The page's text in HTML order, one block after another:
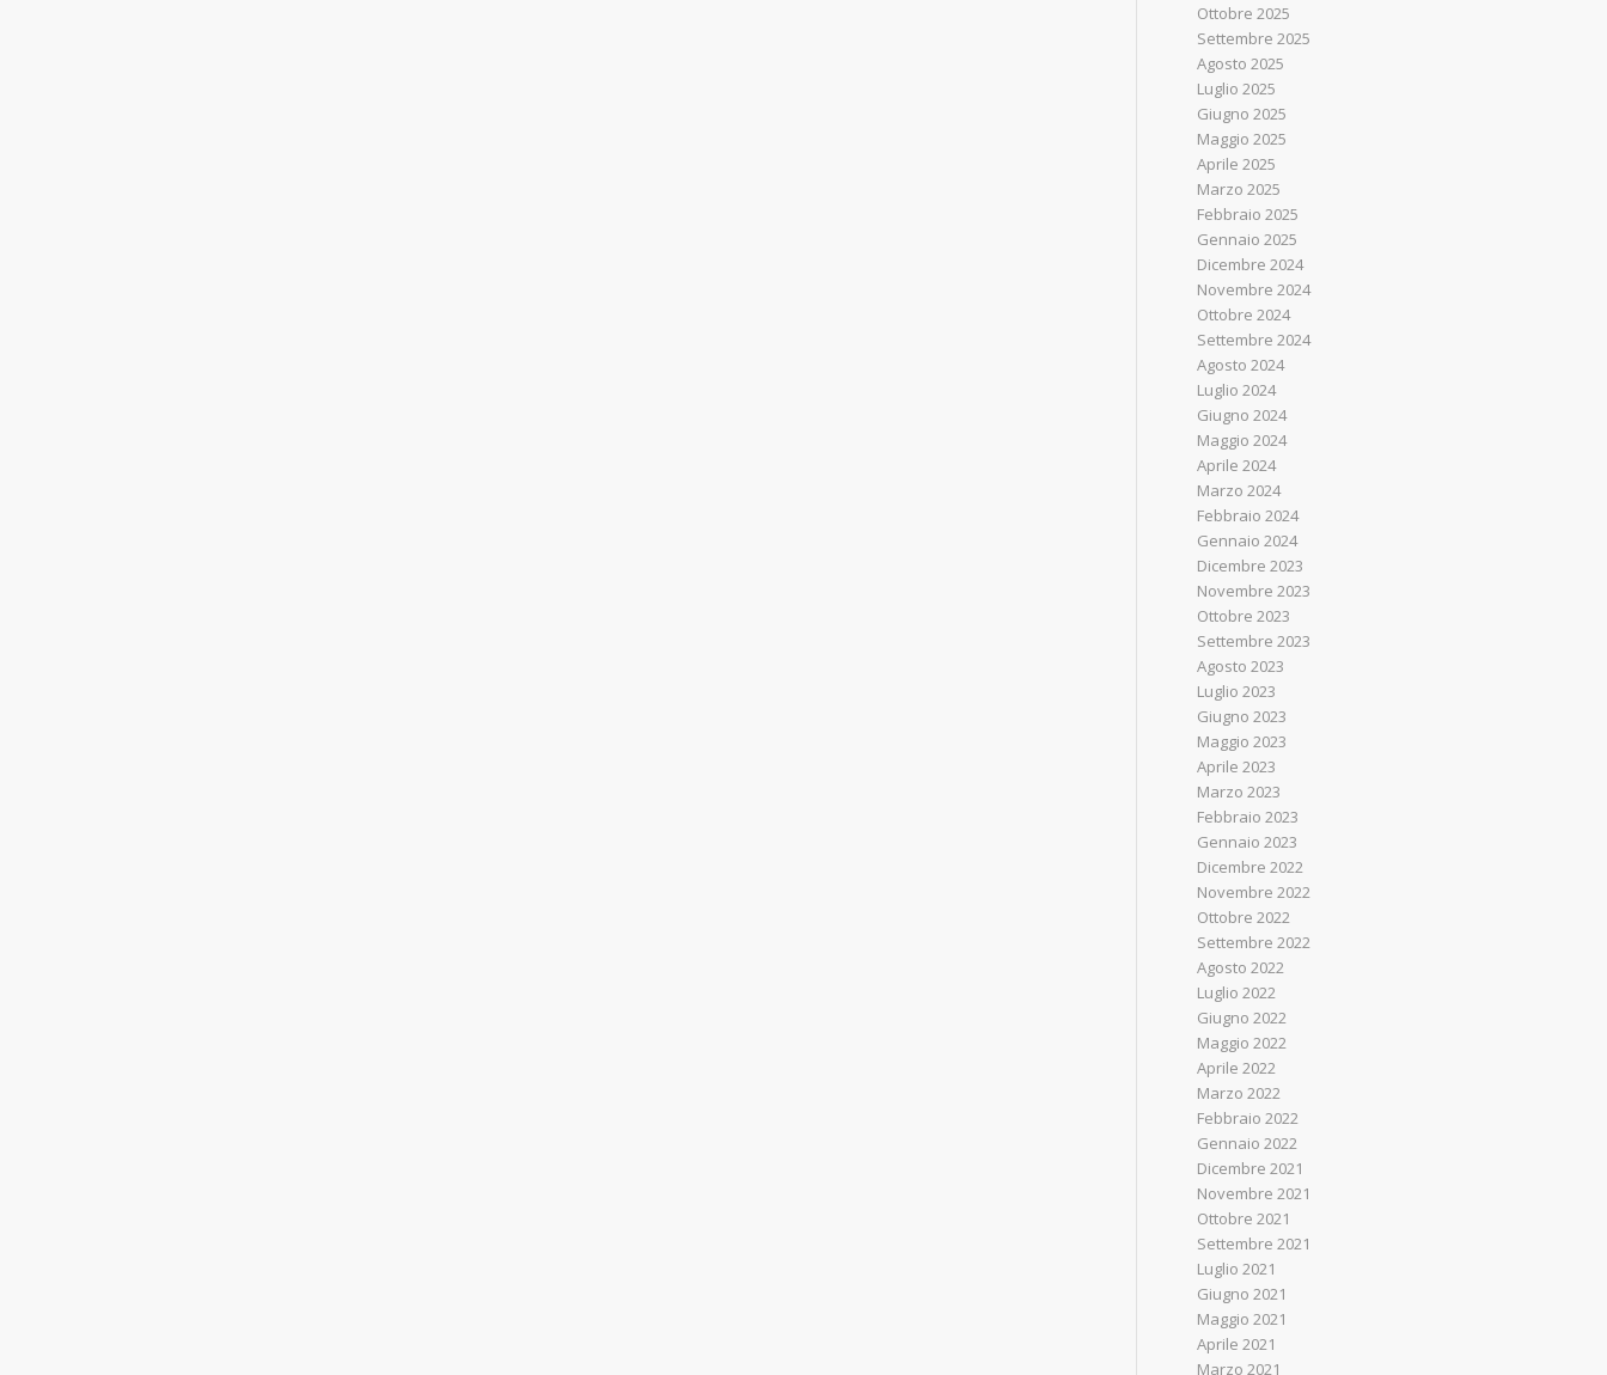
Ottobre 2025
Settembre 2025
Agosto 2025
Luglio 2025
Giugno 2025
Maggio 2025
Aprile 2025
Marzo 2025
Febbraio 2025
Gennaio 2025
Dicembre 2024
Novembre 2024
Ottobre 2024
Settembre 2024
Agosto 2024
Luglio 2024
Giugno 2024
Maggio 2024
Aprile 2024
Marzo 2024
Febbraio 2024
Gennaio 2024
Dicembre 2023
Novembre 2023
Ottobre 2023
Settembre 2023
Agosto 2023
Luglio 2023
Giugno 2023
Maggio 2023
Aprile 2023
Marzo 2023
Febbraio 2023
Gennaio 2023
Dicembre 2022
Novembre 2022
Ottobre 2022
Settembre 2022
Agosto 2022
Luglio 2022
Giugno 2022
Maggio 2022
Aprile 2022
Marzo 2022
Febbraio 2022
Gennaio 2022
Dicembre 2021
Novembre 2021
Ottobre 2021
Settembre 2021
Luglio 2021
Giugno 2021
Maggio 2021
Aprile 2021
Marzo 2021